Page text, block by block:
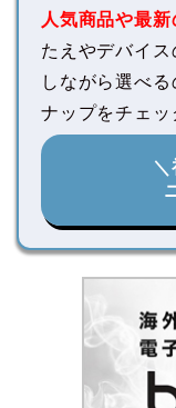
人気商品や最
たえやデバイ
しながら選べ
ナップをチェッ